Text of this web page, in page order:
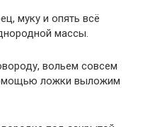
муку и опять всё
массы.
вольем совсем
ложки выложим